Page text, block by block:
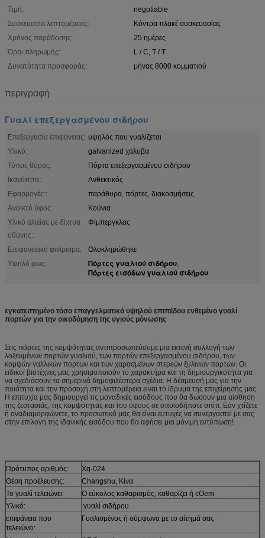
Τιμή:
negotiable
Συσκευασία λεπτομέρειες:
Κόντρα πλακέ συσκευασίας
Χρόνος παράδοσης:
25 ημέρες
Όροι πληρωμής:
L / C, T / T
Δυνατότητα προσφοράς:
μήνας 8000 κομματιού
περιγραφή
Γυαλί επεξεργασμένου σιδήρου
Επεξεργασία επιφάνειας: υψηλός που γυαλίζεται
Υλικό::
galvanized χάλυβα
Τύπος θύρας:
Πόρτα επεξεργασμένου σιδήρου
Ικανότητα::
Ανθεκτικός
Εφαρμογές::
παράθυρα, πόρτες, διακοσμήσεις
Ανοικτό ύφος:
Κούνια
Υλικό αλιείας με δίχτυα
οθόνης::
Φίμπεργκλας
Επιφανειακό φινίρισμα:
Ολοκληρώθηκε
Υψηλό φως:
Πόρτες γυαλιού σιδήρου,
Πόρτες εισόδων γυαλιού σιδήρου
εγκατεστημένο τόσο επαγγελματικά υψηλού επιπέδου ενθεμένο γυαλί
πορτών για την οικοδόμηση της υγιούς μόνωσης
Στις πόρτες της κομψότητας αντιπροσωπεύουμε μια εκτενή συλλογή των
λοξευμένων πορτών γυαλιού, των πορτών επεξεργασμένου σιδήρου, των
κομψών γαλλικών πορτών και των χαρασμένων στερεών ξύλινων πορτών. Οι
ειδικοί βιοτέχνες μας χρησιμοποιούν το χαρακτήρα και τη δημιουργικότητα για
να σχεδιάσουν τα σημερινά δημοφιλέστερα σχέδια. Η δέσμευσή μας για την
ποιότητα και την προσοχή στη λεπτομέρεια είναι το ίδρυμα της επιχείρησής μας.
Η επιτυχία μας δημιουργεί τις μοναδικές εισόδους που θα δώσουν μια αίσθηση
της ζεστασιάς, της κομψότητας και του ύφους σε οποιοδήποτε σπίτι. Εάν χτίζετε
ή αναδιαμορφώνετε, το προσωπικό μας θα είναι ευτυχές να συνεργαστεί με σας
στην επιλογή της ιδανικής εισόδου που θα αφήσει μια μόνιμη εντύπωση!
Πρότυπος αριθμός:
Xq-024
Θέση προέλευσης:
Changshu, Κίνα
Το γυαλί τελειώνει:
Ο εύκολος καθαρισμός, καθαρίζει ή cOem
Υλικό:
γυαλί σιδήρου
επιφάνεια που
τελειώνει:
Γυαλισμένος ή σύμφωνα με το αίτημά σας